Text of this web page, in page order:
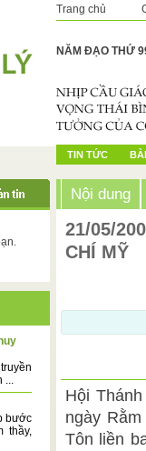
Trang chủ
NĂM ĐẠO THỨ
TIN TỨC
...
bước
thầy,
Nội dung
21/05/
CHÍ MỸ
Hội
ngày
Tôn liền